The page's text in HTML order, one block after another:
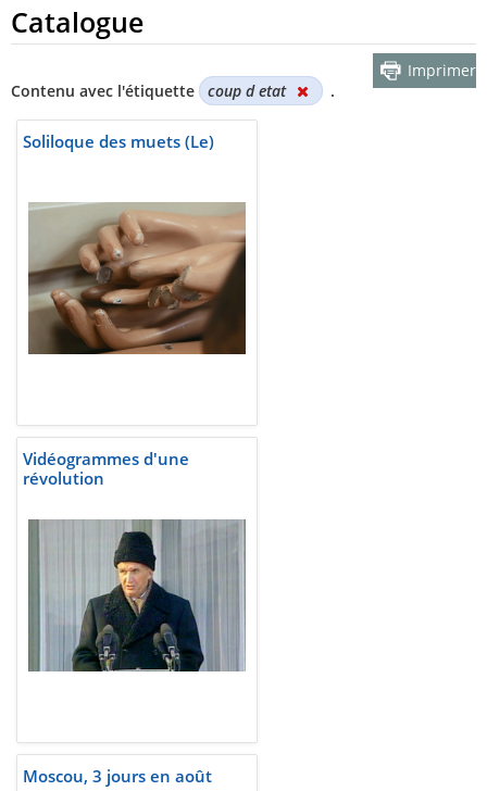
Catalogue
Contenu avec l'étiquette coup d etat .
Imprimer
Soliloque des muets (Le)
Vidéogrammes d'une
révolution
Moscou, 3 jours en août